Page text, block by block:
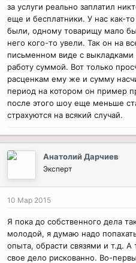
за услуги реально заплатил
еще и бесплатники. У нас как-
были, одному товарищу мало
него кого-то увели. Так он на
письменном виде с выкладками
работу суммой. Вот только
расценкам ему же и сумму
период на котором он пример
после этого шоу еще меньше
страхуются на всякий случай.
Анатолий Дарчиев
Эксперт
10 Мар 2015
Я пока до собственного дела
молодой, я думаю надо
опыта, обрасти связями и т.д. А
свое дело рискованно. Во-